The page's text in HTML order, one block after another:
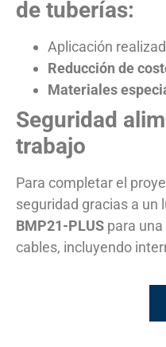
de tuberías:
Aplicación
Reducción de
Materiales
Seguridad
trabajo
Para completar el
seguridad gracias a un
BMP21-PLUS para
cables, incluyendo